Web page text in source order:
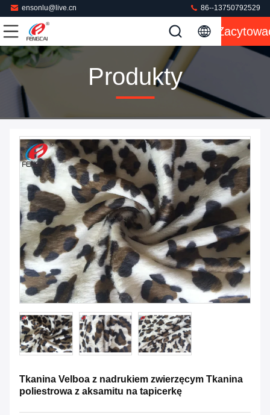
ensonlu@live.cn 86--13750792529
Produkty
Tkanina Velboa z nadrukiem zwierzęcym Tkanina
poliestrowa z aksamitu na tapicerkę